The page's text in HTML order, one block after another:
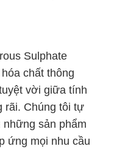
Sulphate
chất thông
vời giữa tính
rãi. Chúng tôi tự
những sản phẩm
ứng mọi nhu cầu